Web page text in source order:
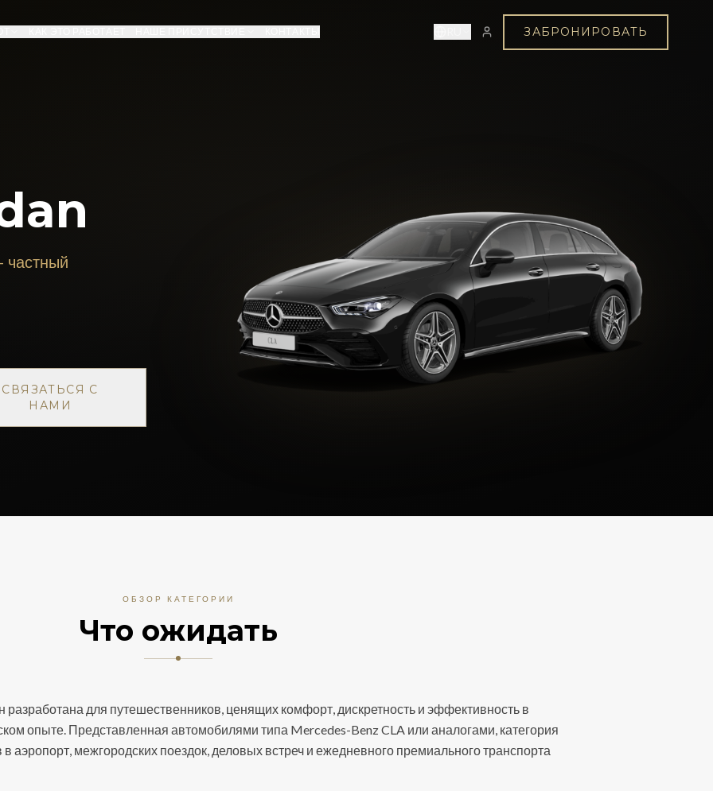
ЗАБРОНИРОВАТЬ
частный
СВЯЗАТЬСЯ С
НАМИ
ОБЗОР КАТЕГОРИИ
Что ожидать
для путешественников, ценящих комфорт, дискретность и эффективность в
опыте. Представленная автомобилями типа Mercedes-Benz CLA или аналогами, категория
аэропорт, межгородских поездок, деловых встреч и ежедневного премиального транспорта